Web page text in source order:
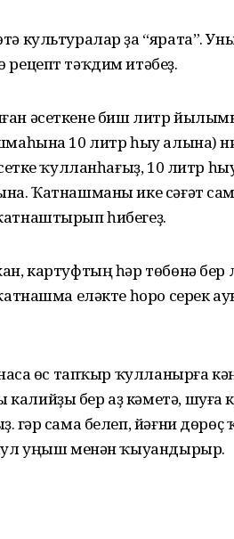
культуралар ҙа “ярата”.
рецепт тәҡдим итәбеҙ.
әсеткене биш литр
10 литр һыу алына)
ҡулланһағыҙ, 10 литр
Ҡатнашманы ике сәғәт
һибегеҙ.
картуфтың һәр төбөнә
еләкте һоро серек
өс тапҡыр ҡулланырға
бер аҙ кәметә, шуға
Әгәр сама белеп, йәғни
уңыш менән ҡыуандырыр.